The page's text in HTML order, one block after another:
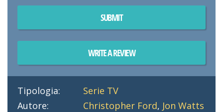
SUBMIT
WRITE A REVIEW
Tipologia:
Serie TV
Autore:
Christopher Ford, Jon Watts